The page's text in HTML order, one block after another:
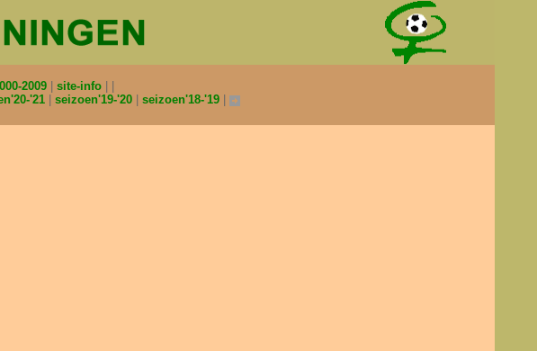
2009
site-info
'21 seizoen'19-'20 seizoen'18-'19